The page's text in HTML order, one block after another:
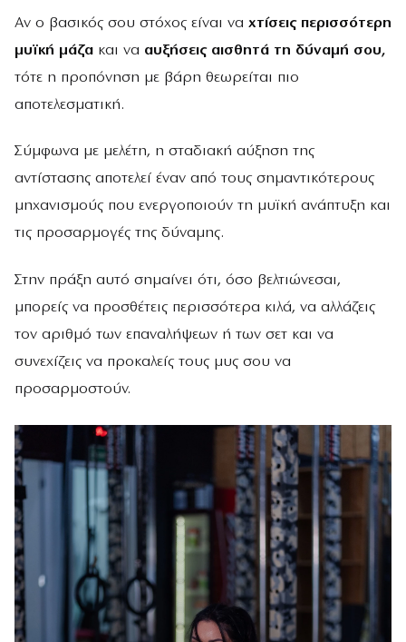
Αν ο βασικός σου στόχος είναι να χτίσεις περισσότερη
μυϊκή μάζα και να αυξήσεις αισθητά τη δύναμή σου,
τότε η προπόνηση με βάρη θεωρείται πιο
αποτελεσματική.
Σύμφωνα με μελέτη, η σταδιακή αύξηση της
αντίστασης αποτελεί έναν από τους σημαντικότερους
μηχανισμούς που ενεργοποιούν τη μυϊκή ανάπτυξη και
τις προσαρμογές της δύναμης.
Στην πράξη αυτό σημαίνει ότι, όσο βελτιώνεσαι,
μπορείς να προσθέτεις περισσότερα κιλά, να αλλάζεις
τον αριθμό των επαναλήψεων ή των σετ και να
συνεχίζεις να προκαλείς τους μυς σου να
προσαρμοστούν.